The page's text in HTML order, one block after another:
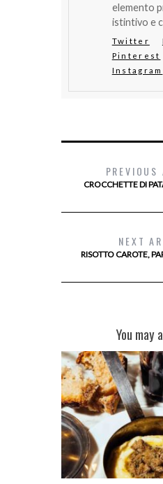
elemento
istintivo e
Twitter
Pinterest
Instagram
PREVIOUS
CROCCHETTE DI
NEXT
RISOTTO CAROTE,
You may